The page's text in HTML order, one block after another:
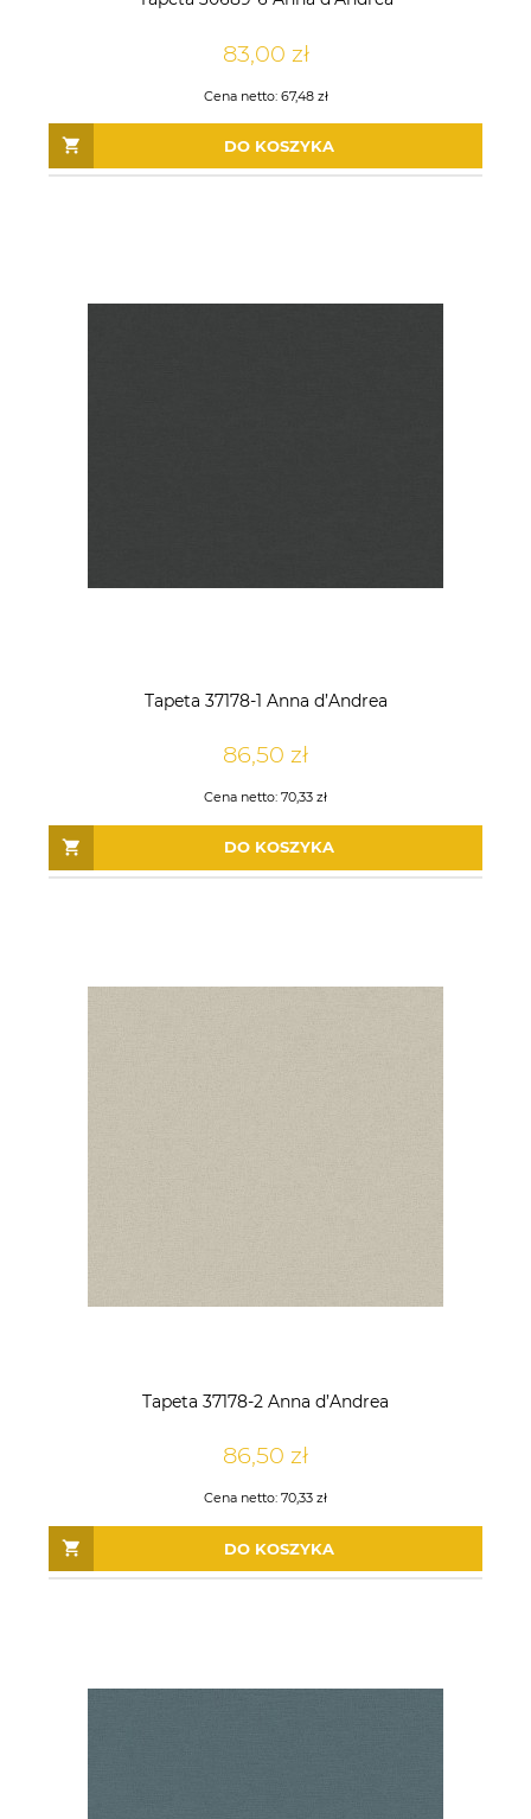
83,00 zł
Cena netto: 67,48 zł
DO KOSZYKA
Tapeta 37178-1 Anna d’Andrea
86,50 zł
Cena netto: 70,33 zł
DO KOSZYKA
Tapeta 37178-2 Anna d’Andrea
86,50 zł
Cena netto: 70,33 zł
DO KOSZYKA